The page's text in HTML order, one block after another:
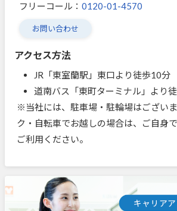
フリーコール： 0120-01-4570
お問い合わせ
アクセス方法
JR「東室蘭駅」東口より徒歩10分
道南バス「東町ターミナル」より
※当社には、駐車場・駐輪場はござい
ク・自転車でお越しの場合は、ご自身
ご利用ください。